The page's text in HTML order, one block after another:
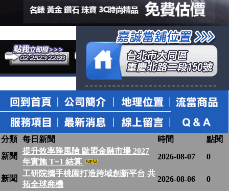
分類 每日新聞 時間
點閱
新聞
提升效率降風險 歐盟金融市場 2027
年實施 T+1 結算
2026-08-07 0
新聞
工研院攜手桃園打造跨域創新平台 共
拓全球商機
2026-08-06 0